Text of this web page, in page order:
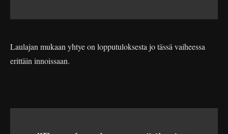
Laulajan mukaan yhtye on lopputuloksesta jo tässä vaiheessa
erittäin innoissaan.